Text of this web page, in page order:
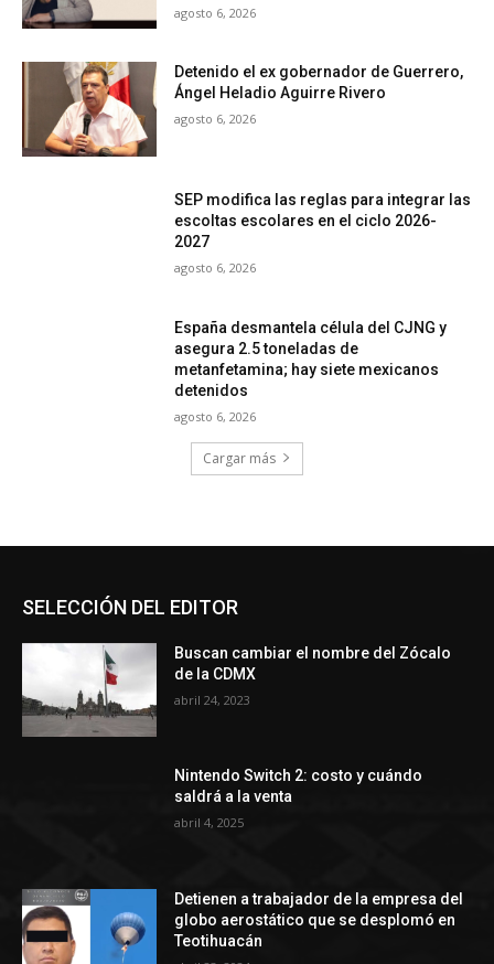
agosto 6, 2026
Detenido el ex gobernador de Guerrero,
Ángel Heladio Aguirre Rivero
agosto 6, 2026
SEP modifica las reglas para integrar las
escoltas escolares en el ciclo 2026-
2027
agosto 6, 2026
España desmantela célula del CJNG y
asegura 2.5 toneladas de
metanfetamina; hay siete mexicanos
detenidos
agosto 6, 2026
Cargar más
SELECCIÓN DEL EDITOR
Buscan cambiar el nombre del Zócalo
de la CDMX
abril 24, 2023
Nintendo Switch 2: costo y cuándo
saldrá a la venta
abril 4, 2025
Detienen a trabajador de la empresa del
globo aerostático que se desplomó en
Teotihuacán